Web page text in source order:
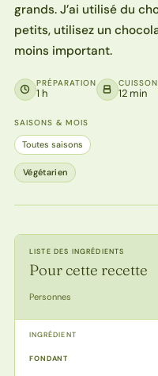
grands. J’ai utilisé du
petits, utilisez un
moins important.
PRÉPARATION
1 h
CUISSON
12 min
SAISONS & MOIS
Toutes saisons
Végétarien
LISTE DES INGRÉDIENTS
Pour cette recette
Personnes
INGRÉDIENT
FONDANT